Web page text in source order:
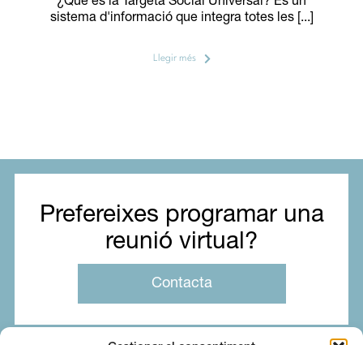
sistema d'informació que integra totes les [...]
Llegir més
Prefereixes programar una
reunió virtual?
Contacta